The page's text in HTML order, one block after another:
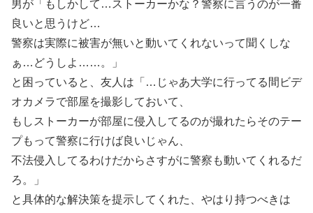
男が「もしかして…ストーカーかな？警察に言うのが一番
良いと思うけど…
警察は実際に被害が無いと動いてくれないって聞くしな
ぁ…どうしよ……。」
と困っていると、友人は「…じゃあ大学に行ってる間ビデ
オカメラで部屋を撮影しておいて、
もしストーカーが部屋に侵入してるのが撮れたらそのテー
プもって警察に行けば良いじゃん、
不法侵入してるわけだからさすがに警察も動いてくれるだ
ろ。」
と具体的な解決策を提示してくれた、やはり持つべきは